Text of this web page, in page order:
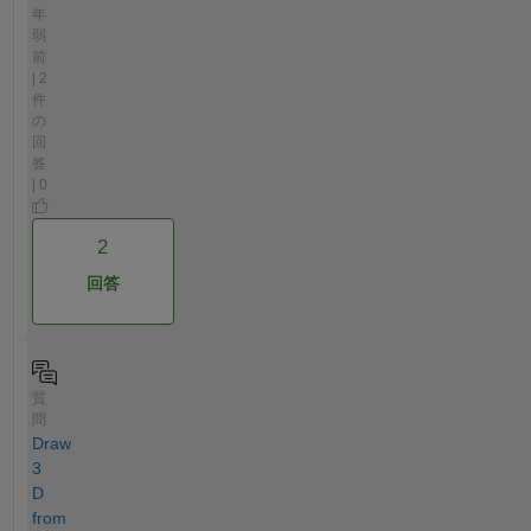
年
弱
前
| 2
件
の
回
答
| 0
2
回答
質
Draw
3
D
from